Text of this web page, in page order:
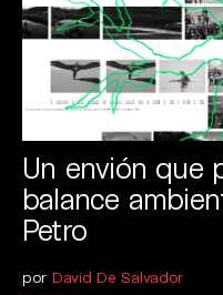
Un envión que
balance
Petro
por David De Salvador